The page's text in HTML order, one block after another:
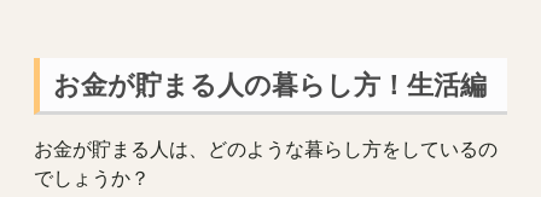
お金が貯まる人の暮らし方！生活編
お金が貯まる人は、どのような暮らし方をしているの
でしょうか？